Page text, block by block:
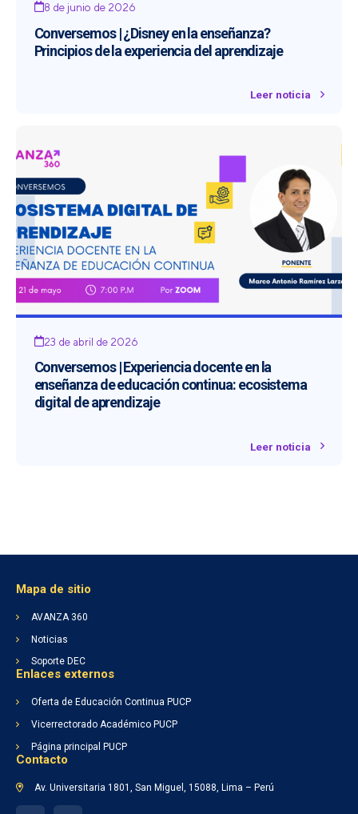
8 de junio de 2026
Conversemos | ¿Disney en la enseñanza?
Principios de la experiencia del aprendizaje
Leer noticia
23 de abril de 2026
Conversemos | Experiencia docente en la
enseñanza de educación continua: ecosistema
digital de aprendizaje
Leer noticia
Mapa de sitio
AVANZA 360
Noticias
Soporte DEC
Enlaces externos
Oferta de Educación Continua PUCP
Vicerrectorado Académico PUCP
Página principal PUCP
Contacto
Av. Universitaria 1801, San Miguel, 15088, Lima – Perú